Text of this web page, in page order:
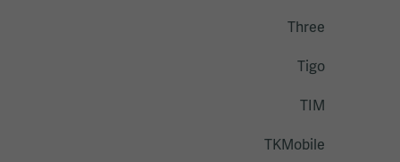
Three
Tigo
TIM
TKMobile